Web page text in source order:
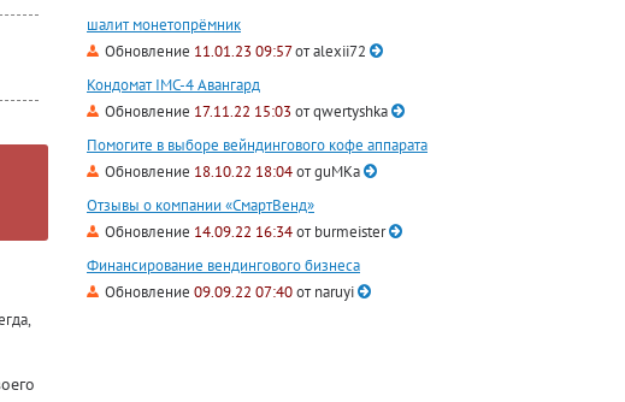
шалит монетопрёмник
Обновление 11.01.23 09:57отalexii72
Кондомат IMC-4 Авангард
Обновление 17.11.22 15:03 отqwertyshka
Помогите в выборе вейндингового кофе аппарата
Обновление 18.10.22 18:04отguMKa
Отзывы о компании «СмартВенд»
Обновление 14.09.22 16:34отburmeister
Финансирование вендингового бизнеса
Обновление 09.09.22 07:40отnaruyi